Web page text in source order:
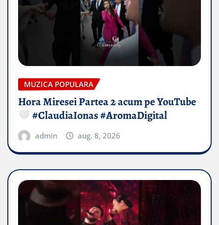
MUZICA POPULARA
Hora Miresei Partea 2 acum pe YouTube
#ClaudiaIonas #AromaDigital
admin aug. 8, 2026